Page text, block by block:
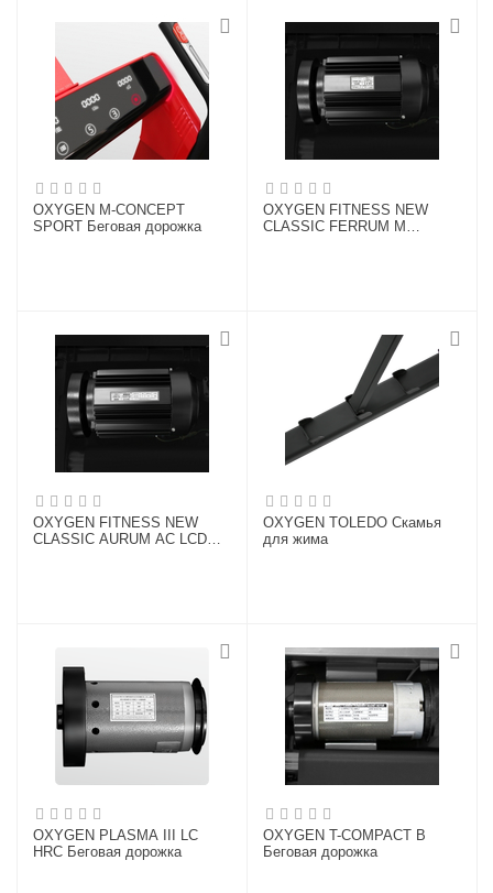
OXYGEN M-CONCEPT
SPORT Беговая дорожка
OXYGEN FITNESS NEW
CLASSIC FERRUM M
OXYGEN FITNESS NEW
CLASSIC AURUM AC LCD
OXYGEN TOLEDO Скамья
для жима
OXYGEN PLASMA III LC
HRC Беговая дорожка
OXYGEN T-COMPACT B
Беговая дорожка